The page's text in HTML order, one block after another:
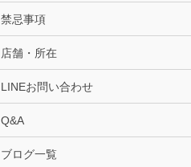
禁忌事項
店舗・所在
LINEお問い合わせ
Q&A
ブログ一覧